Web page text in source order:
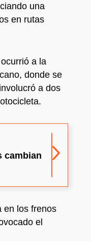
una
en rutas
a la
donde se
a dos
cambian
en los frenos
el